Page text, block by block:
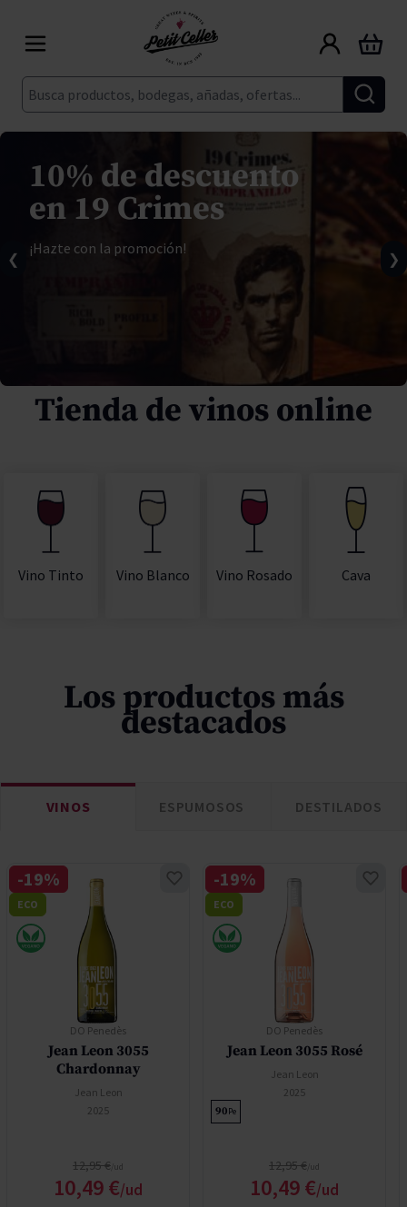
Buscar
Carrito
10% de descuento
en 19 Crimes
¡Hazte con la promoción!
❮ ❯
Tienda de vinos online
Vino Tinto Vino Blanco Vino Rosado Cava
Los productos más
destacados
VINOS ESPUMOSOS DESTILADOS
DO Penedès
Jean Leon 3055
Chardonnay
Jean Leon
2025
Precio especial
10,49 €
Precio normal
12,95 €
-19%
ECO
DO Penedès
Jean Leon 3055 Rosé
Jean Leon
2025
90Pe
Precio especial
10,49 €
Precio normal
12,95 €
-19%
ECO